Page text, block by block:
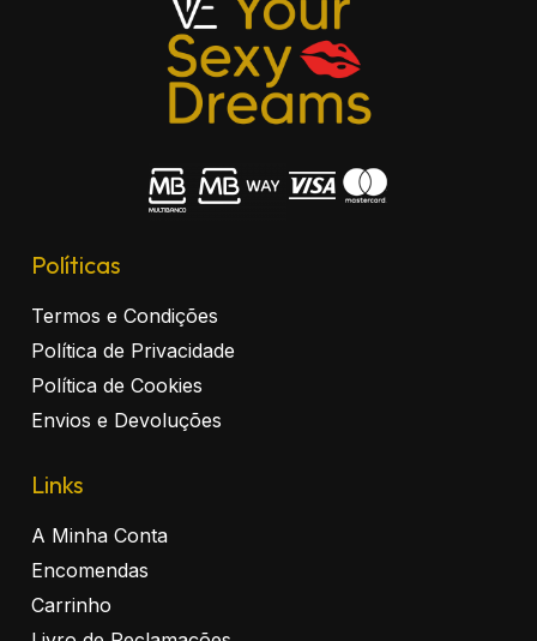
Políticas
Termos e Condições
Política de Privacidade
Política de Cookies
Envios e Devoluções
Links
A Minha Conta
Encomendas
Carrinho